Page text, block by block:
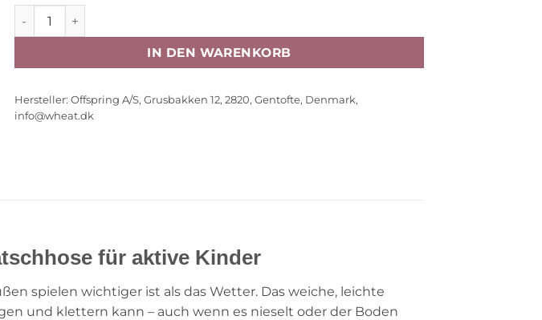
Wheat Regenhose Groa „Soft Lavender“ Gr. 104-140 Menge
IN DEN WARENKORB
Hersteller: Offspring A/S, Grusbakken 12, 2820, Gentofte, Denmark,
info@wheat.dk
für aktive Kinder
spielen wichtiger ist als das Wetter. Das weiche, leichte
und klettern kann – auch wenn es nieselt oder der Boden